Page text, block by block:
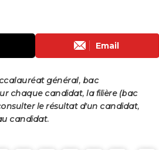
Email
général, bac
chaque candidat, la filière (bac
le résultat d'un candidat,
candidat.